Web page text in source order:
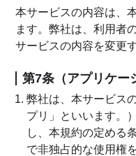
本サービスの内容は、
ます。弊社は、利用者
サービスの内容を変更
第7条（アプリケー
弊社は、本サービス
プリ」といいます。
し、本規約の定める
で非独占的な使用権